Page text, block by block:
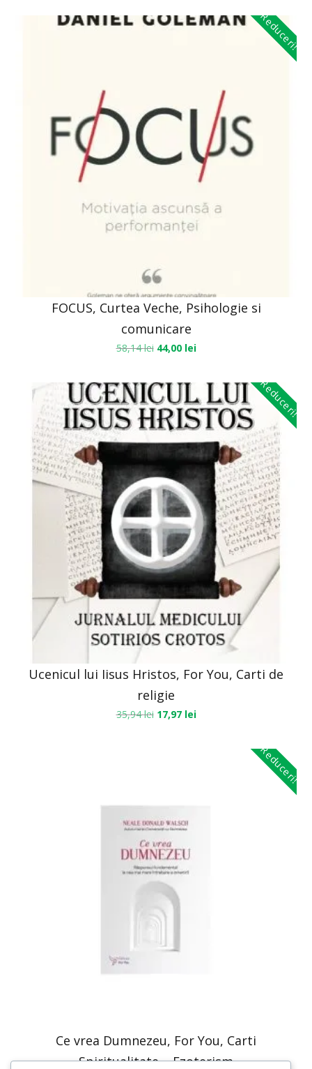
Reduceri!
FOCUS, Curtea Veche, Psihologie si
comunicare
58,14lei 44,00 lei
Reduceri!
Ucenicul lui Iisus Hristos, For You, Carti de
religie
35,94lei 17,97 lei
Reduceri!
Ce vrea Dumnezeu, For You, Carti
Spiritualitate – Ezoterism